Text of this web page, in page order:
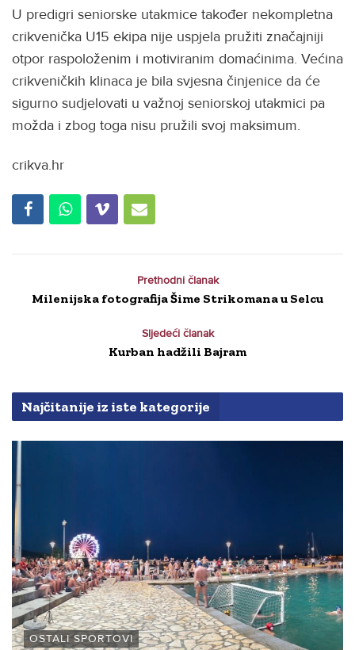
U predigri seniorske utakmice također nekompletna
crikvenička U15 ekipa nije uspjela pružiti značajniji
otpor raspoloženim i motiviranim domaćinima. Većina
crikveničkih klinaca je bila svjesna činjenice da će
sigurno sudjelovati u važnoj seniorskoj utakmici pa
možda i zbog toga nisu pružili svoj maksimum.
crikva.hr
Prethodni članak
Milenijska fotografija Šime Strikomana u Selcu
Sljedeći članak
Kurban hadžili Bajram
Najčitanije iz iste kategorije
OSTALI SPORTOVI